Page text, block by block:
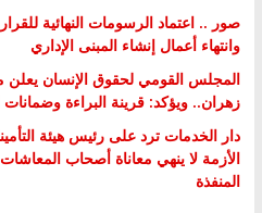
صور .. اعتماد الرسومات النهائية
وانتهاء أعمال إنشاء المبنى الإداري
المجلس القومي لحقوق الإنسان يعلن
زهران.. ويؤكد: قرينة البراءة
دار الخدمات ترد على رئيس هيئة
الأزمة لا ينهي معاناة أصحاب
المنفذة